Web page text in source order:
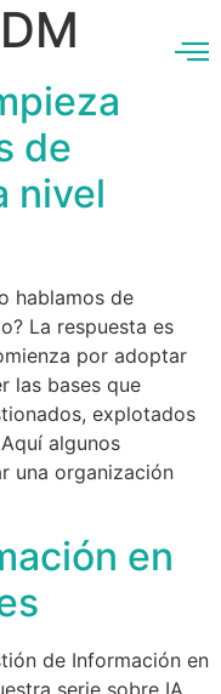
de
nivel
hablamos de
La respuesta es
por adoptar
las bases que
explotados
algunos
una organización
en
de Información en
serie sobre IA,